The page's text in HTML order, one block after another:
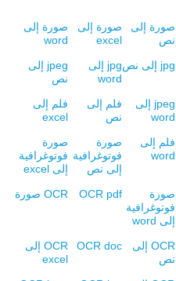
صورة إلى
نص
صورة إلى
excel
صورة إلى
word
jpg إلى نص
jpg إلى
word
jpeg إلى
نص
jpeg إلى
word
فلم إلى
نص
فلم إلى
excel
فلم إلى
word
صورة
فوتوغرافية
إلى نص
صورة
فوتوغرافية
إلى excel
صورة
فوتوغرافية
إلى word
OCR pdf OCR صورة
OCR إلى
نص
OCR doc
OCR إلى
excel